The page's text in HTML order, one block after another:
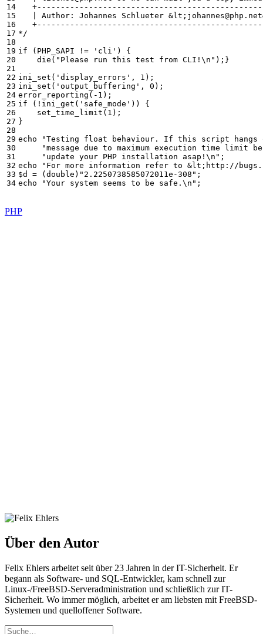
*/
if
( PHP_SAPI != 'cli' )
{
die ( "Please run this test from CLI! \n " );}
ini_set ( 'display_errors' , 1 );
ini_set ( 'output_buffering' , 0 );
error_reporting ( - 1 );
if
( ! ini_get ( 'safe_mode' ))
{
set_time_limit ( 1 );
}
echo
"Testing float behaviour. If this script hangs
"message due to maximum execution time limit
"update your PHP installation asap! \n " ;
echo
"For more information refer to &lt;http://
$d
= ( double ) "2.2250738585072011e-308" ;
echo
"Your system seems to be safe. \n " ;
PHP
Über den Autor
Felix Ehlers arbeitet seit über 23 Jahren in der IT-Sicherheit. Er
begann als Software- und SQL-Entwickler, kam schnell zur
Linux-/FreeBSD-Serveradministration und schließlich zur IT-
Sicherheit. Wo immer möglich, arbeitet er am liebsten mit FreeBSD-
Systemen und quelloffener Software.